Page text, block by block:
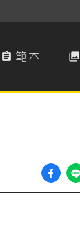
 範本 